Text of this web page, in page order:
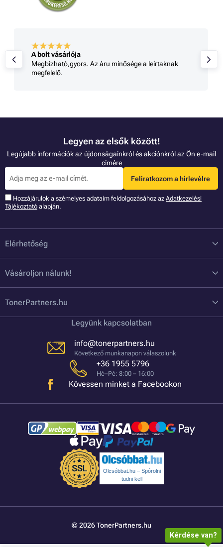
A bolt vásárlója
Megbízható,gyors. Az áru minősége a leírtaknak
megfelelő.
Legyen az elsők között!
Legújabb információk az újdonságainkról és akciónkról az Ön e-mail
címére
Feliratkozom a hírlevélre
Hozzájárulok a szémelyes adataim feldolgozásához az Adatkezelési
Tájékoztató alapján.
Elérhetőség
Vásároljon nálunk!
TonerPartners.hu
Legyünk kapcsolatban
info@tonerpartners.hu
Következő munkanapon válaszolunk
+36 1955 5796
Hé–Pé: 8:00 – 16:00
Kövessen minket a Facebookon
Olcsóbbat.hu – Spórolni
tudni kell
© 2026 TonerPartners.hu
Kérdése van?